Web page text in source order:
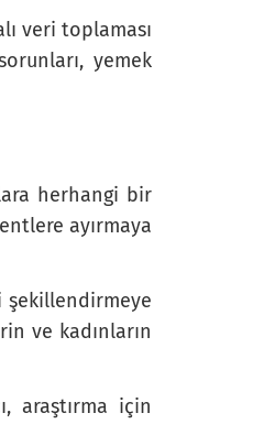
veri toplaması
yemek
herhangi bir
ayırmaya
şekillendirmeye
ve kadınların
araştırma için